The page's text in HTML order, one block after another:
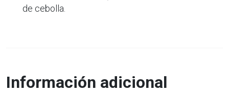
de cebolla.
Información adicional